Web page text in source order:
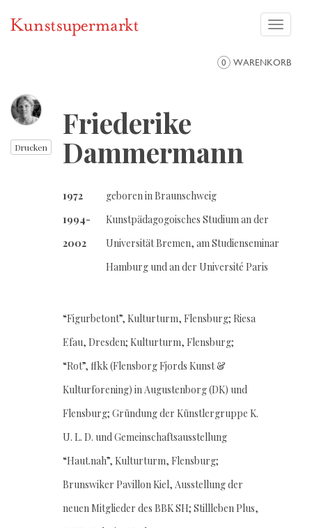
Toggle
0 WARENKORB
Drucken
Friederike
Dammermann
1972
geboren in Braunschweig
1994-
2002
Kunstpädagogoisches Studium an der
Universität Bremen, am Studienseminar
Hamburg und an der Université Paris
“Figurbetont”, Kulturturm, Flensburg; Riesa
Efau, Dresden; Kulturturm, Flensburg;
“Rot”, ffkk (Flensborg Fjords Kunst &
Kulturforening) in Augustenborg (DK) und
Flensburg; Gründung der Künstlergruppe K.
U. L. D. und Gemeinschaftsausstellung
“Haut.nah”, Kulturturm, Flensburg;
Brunswiker Pavillon Kiel, Ausstellung der
neuen Mitglieder des BBK SH; Stillleben Plus,